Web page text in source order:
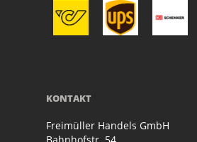
KONTAKT
Freimüller Handels GmbH